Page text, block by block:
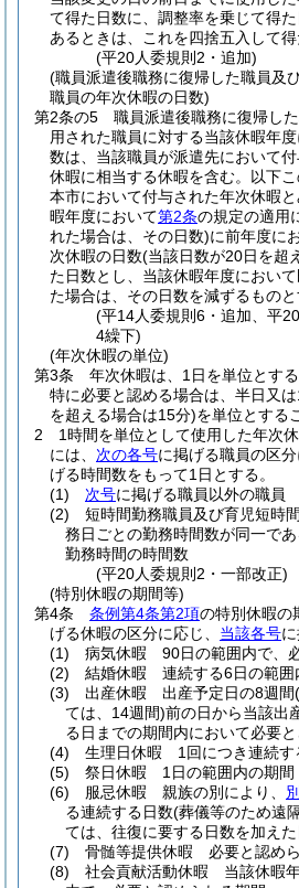
て得た日数に、調整率を乗じて得
あるときは、これを四捨五入して
(平20人委規則2・追加)
(職員派遣後職務に復帰した職員及
職員の年次休暇の日数)
第2条の5
職員派遣後職務に復帰し
用された職員に対する当該休暇年
数は、当該職員が派遣先において
休暇に相当する休暇を含む。以下
本市において付与された年次休暇
暇年度において第2条の規定の適用
れた場合は、その日数)に前年度に
次休暇の日数(当該日数が20日を超
た日数とし、当該休暇年度におい
た場合は、その日数を減ずるものと
(平14人委規則6・追加、平
4繰下)
(年次休暇の単位)
第3条
年次休暇は、1日を単位とする
特に必要と認める場合は、半日又は
を超える場合は15分)を単位とする
2
1時間を単位として使用した年次
には、 次の各号に掲げる職員の区分
げる時間数をもって1日とする。
(1)
次号に掲げる職員以外の職員
(2)
短時間勤務職員及び育児短時
務日ごとの勤務時間数が同一で
勤務時間の時間数
(平20人委規則2・一部改正)
(特別休暇の期間等)
第4条
条例第4条第2項の特別休暇の
げる休暇の区分に応じ、 当該各号
(1)
病気休暇 90日の範囲内で、
(2)
結婚休暇 連続する6日の範囲
(3)
出産休暇 出産予定日の8週間
ては、14週間)前の日から当該出
る日までの期間内において必要
(4)
生理日休暇 1回につき連続す
(5)
祭日休暇 1日の範囲内の期間
(6)
服忌休暇 親族の別により、
る連続する日数(葬儀等のため遠
ては、往復に要する日数を加え
(7)
骨髄等提供休暇 必要と認め
(8)
社会貢献活動休暇 当該休暇